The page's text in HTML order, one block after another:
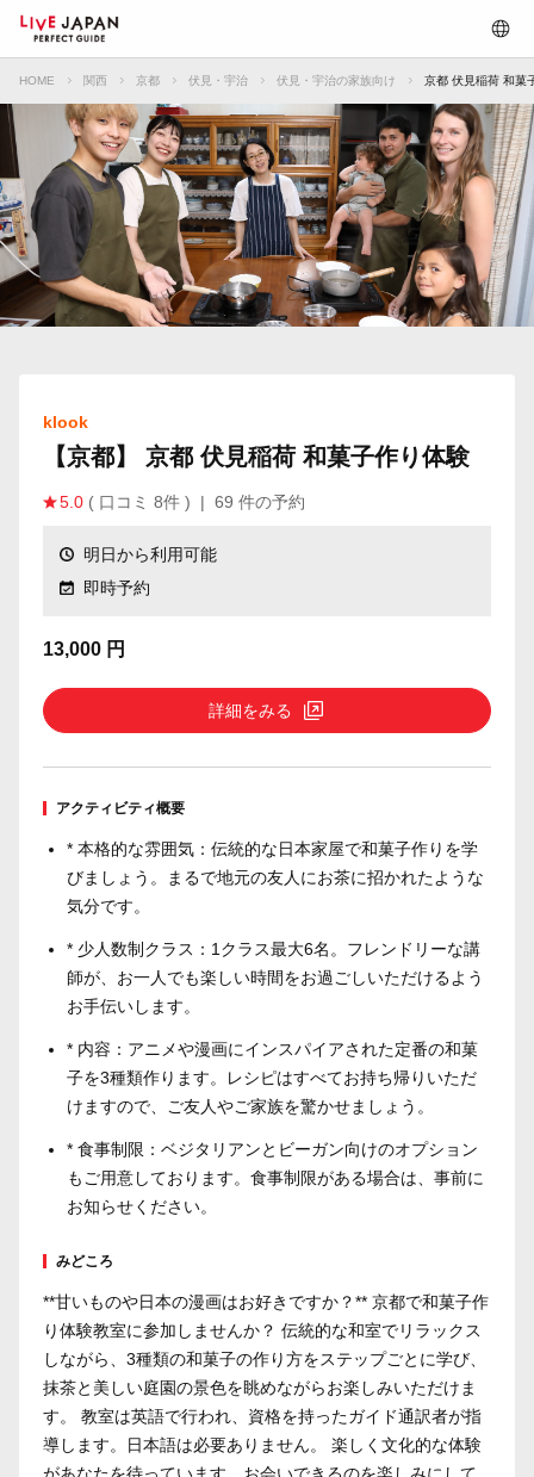
HOME 関西 京都 伏見・宇治 伏見・宇治の家族向け 京都 伏見稲荷 和菓
klook
【京都】 京都 伏見稲荷 和菓子作り体験
5.0 ( 口コミ 8件 ) | 69 件の予約
明日から利用可能
即時予約
13,000 円
詳細をみる
アクティビティ概要
* 本格的な雰囲気：伝統的な日本家屋で和菓子作りを学
びましょう。まるで地元の友人にお茶に招かれたような
気分です。
* 少人数制クラス：1クラス最大6名。フレンドリーな講
師が、お一人でも楽しい時間をお過ごしいただけるよう
お手伝いします。
* 内容：アニメや漫画にインスパイアされた定番の和菓
子を3種類作ります。レシピはすべてお持ち帰りいただ
けますので、ご友人やご家族を驚かせましょう。
* 食事制限：ベジタリアンとビーガン向けのオプション
もご用意しております。食事制限がある場合は、事前に
お知らせください。
みどころ
**甘いものや日本の漫画はお好きですか？** 京都で和菓子作
り体験教室に参加しませんか？ 伝統的な和室でリラックス
しながら、3種類の和菓子の作り方をステップごとに学び、
抹茶と美しい庭園の景色を眺めながらお楽しみいただけま
す。 教室は英語で行われ、資格を持ったガイド通訳者が指
導します。日本語は必要ありません。 楽しく文化的な体験